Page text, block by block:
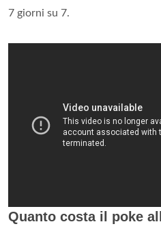
7 giorni su 7.
Quanto costa il poke